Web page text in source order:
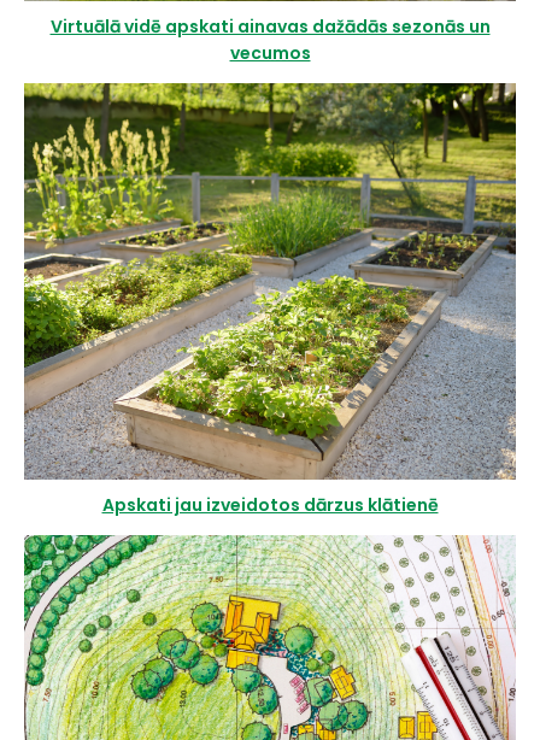
Virtuālā vidē apskati ainavas dažādās sezonās un
vecumos
Apskati jau izveidotos dārzus klātienē